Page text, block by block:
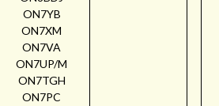
ON7YB
ON7XM
ON7VA
ON7UP/M
ON7TGH
ON7PC